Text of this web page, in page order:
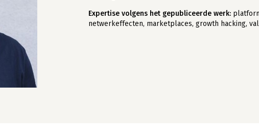
Expertise volgens het gepubliceerde werk:
netwerkeffecten, marketplaces, growth hacking,